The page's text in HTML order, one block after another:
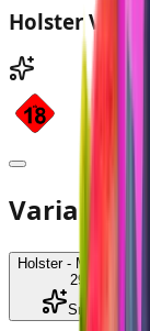
Holster
Variante:
Holster - Mr. John,
29,90 €
SmokeDex+